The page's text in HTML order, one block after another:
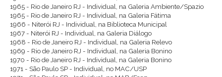
1965 - Rio de Janeiro RJ - Individual, na Galeria Ambiente/Spazio
1965 - Rio de Janeiro RJ - Individual, na Galeria Fátima
1966 - Niterói RJ - Individual, na Biblioteca Municipal
1967 - Niterói RJ - Individual, na Galeria Diálogo
1968 - Rio de Janeiro RJ - Individual, na Galeria Relevo
1969 - Rio de Janeiro RJ - Individual, na Galeria Bonino
1970 - Rio de Janeiro RJ - Individual, na Galeria Bonino
1971 - São Paulo SP - Individual, no MAC/USP